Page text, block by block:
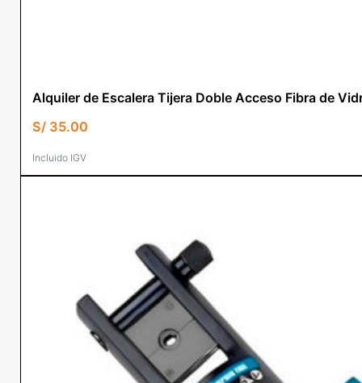
Alquiler de Escalera Tijera Doble Acceso Fibra de
S/35.00
Incluido IGV